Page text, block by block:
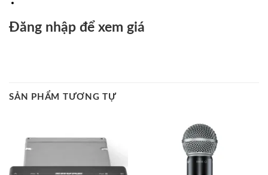
Đăng nhập để xem giá
SẢN PHẨM TƯƠNG TỰ